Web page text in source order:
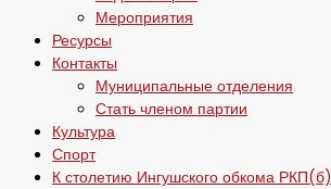
Мероприятия
Ресурсы
Контакты
Муниципальные отделения
Стать членом партии
Культура
Спорт
К столетию Ингушского обкома РКП(б)